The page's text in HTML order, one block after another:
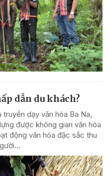
dẫn du khách?
dạy văn hóa Ba Na,
được không gian văn hóa
động văn hóa đặc sắc thu